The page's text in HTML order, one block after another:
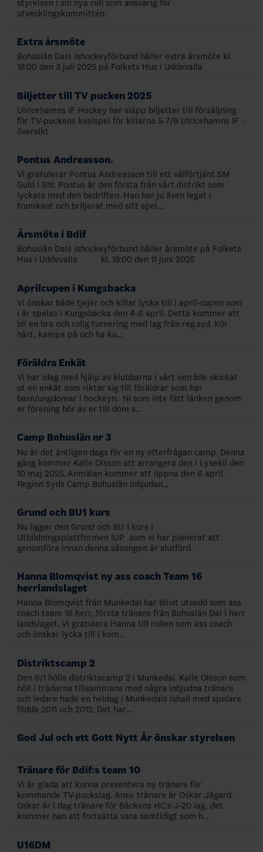
styrelsen i sin nya roll som ansvarig för
utvecklingskommittén.
Extra årsmöte
Bohuslän Dals Ishockeyförbund håller extra årsmöte kl.
18:00 den 3 juli 2025 på Folkets Hus i Uddevalla
Biljetter till TV pucken 2025
Ulricehamns IF Hockey har släpp biljetter till försäljning
för TV-puckens kvalspel för killarna 5-7/9 Ulricehamns IF -
översikt
Pontus Andreasson.
Vi gratulerar Pontus Andreasson till ett välförtjänt SM
Guld i Shl. Pontus är den första från vårt distrikt som
lyckats med den bedriften. Han har ju även legat i
framkant och briljerat med sitt spel.…
Årsmöte i Bdif
Bohuslän Dals Ishockeyförbund håller årsmöte på Folkets
Hus i Uddevalla kl. 18:00 den 11 juni 2025
Aprilcupen i Kungsbacka
Vi önskar både tjejer och killar lycka till i april-cupen som
i år spelas i Kungsbacka den 4-6 april. Detta kommer att
bli en bra och rolig turnering med lag från reg.syd. Kör
hårt, kampa på och ha ku…
Föräldra Enkät
Vi har idag med hjälp av klubbarna i vårt område skickat
ut en enkät som riktar sig till föräldrar som har
barn/ungdomar i hockeyn. Ni som inte fått länken genom
er förening hör av er till dom s…
Camp Bohuslän nr 3
Nu är det äntligen dags för en ny efterfrågan camp. Denna
gång kommer Kalle Olsson att arrangera den i Lysekil den
10 maj 2025. Anmälan kommer att öppna den 6 april.
Region Syds Camp Bohuslän Inbjudan…
Grund och BU1 kurs
Nu ligger den Grund och BU 1 kurs i
Utbildningsplattformen IUP som vi har planerat att
genomföra innan denna säsongen är slutförd.
Hanna Blomqvist ny ass coach Team 16
herrlandslaget
Hanna Blomqvist från Munkedal har blivit utsedd som ass
coach team 16 herr, första tränare från Bohuslän Dal i herr
landslaget. Vi gratulera Hanna till rollen som ass coach
och önskar lycka till i kom…
Distriktscamp 2
Den 6/1 hölls distriktscamp 2 i Munkedal. Kalle Olsson som
höll i trädarna tillsammans med några inbjudna tränare
och ledare hade en heldag i Munkedals ishall med spelare
födda 2011 och 2012. Det har…
God Jul och ett Gott Nytt År önskar styrelsen
Tränare för Bdif:s team 10
Vi är glada att kunna presentera ny tränare för
kommande TV-puckslag. Ansv. tränare är Oskar Jägard.
Oskar är i dag tränare för Bäckens HC:s J-20 lag, det
kommer han att fortsätta vara samtidigt som h…
U16DM